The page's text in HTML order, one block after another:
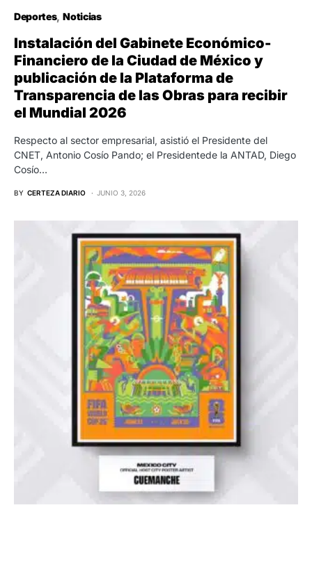
Deportes Noticias
Instalación del Gabinete Económico-
Financiero de la Ciudad de México y
publicación de la Plataforma de
Transparencia de las Obras para recibir
el Mundial 2026
Respecto al sector empresarial, asistió el Presidente del
CNET, Antonio Cosío Pando; el Presidentede la ANTAD, Diego
Cosío…
BY CERTEZA DIARIO JUNIO 3, 2026